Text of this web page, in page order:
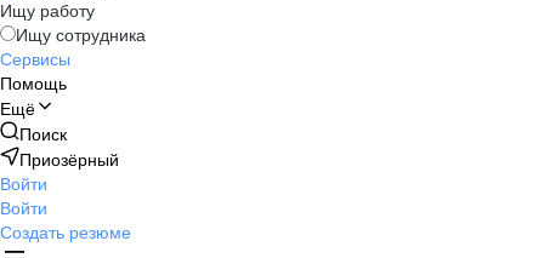
Ищу работу
Ищу сотрудника
Сервисы
Помощь
Ещё
Поиск
Приозёрный
Войти
Войти
Создать резюме